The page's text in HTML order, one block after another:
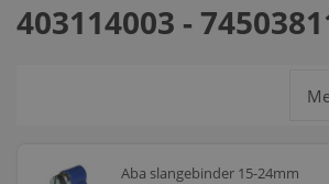
403114003 -
Aba slangebinder 15-24mm